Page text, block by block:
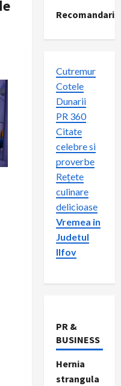
Recomandari
Cutremur
Cotele
Dunarii
PR 360
Citate
celebre si
proverbe
Rețete
culinare
delicioase
Vremea in
Judetul
Ilfov
PR &
BUSINESS
Hernia
strangula